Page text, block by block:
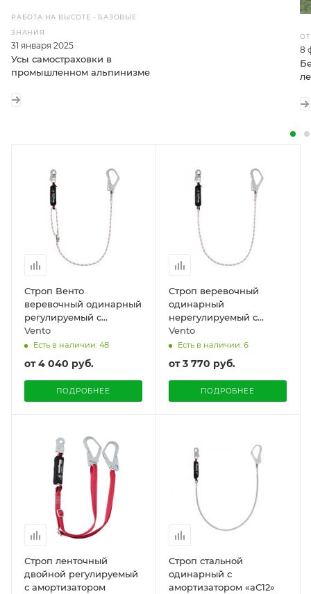
РАБОТА НА ВЫСОТЕ - БАЗОВЫЕ
ЗНАНИЯ
31 января 2025
Усы самостраховки в
промышленном альпинизме
8
Строп Венто
веревочный одинарный
регулируемый с
амортизатором
Vento
Есть в наличии: 48
от4 040 руб.
ПОДРОБНЕЕ
Строп веревочный
одинарный
нерегулируемый с
амортизатором Vento
«aB12»
Vento
Есть в наличии: 6
от3 770 руб.
ПОДРОБНЕЕ
Строп ленточный
двойной регулируемый
с амортизатором
Строп стальной
одинарный с
амортизатором «аС12»